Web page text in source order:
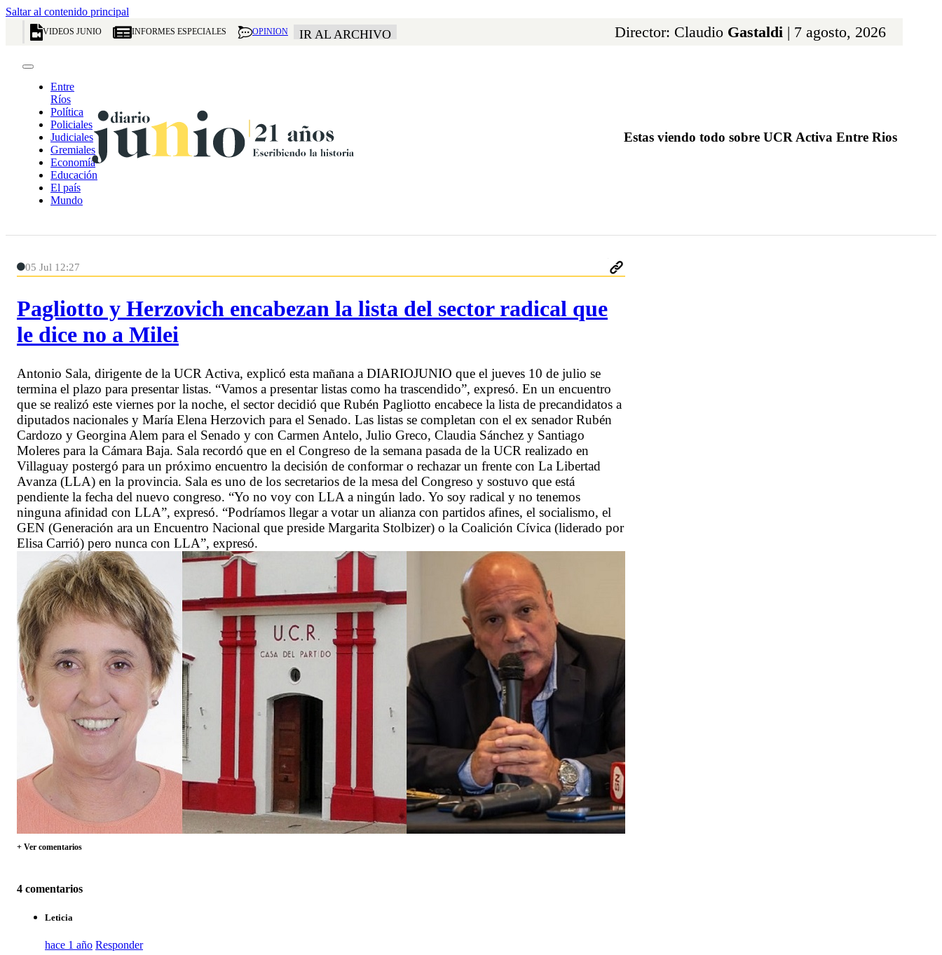
Saltar al contenido principal
VIDEOS JUNIO INFORMES ESPECIALES OPINION IR AL ARCHIVO Director: Claudio Gastaldi | 7 agosto, 2026
Entre
Ríos
Política
Policiales
Judiciales
Gremiales
Economía
Educación
El país
Mundo
Estas viendo todo sobre UCR Activa Entre Rios
05 Jul 12:27
Pagliotto y Herzovich encabezan la lista del sector radical que
le dice no a Milei
Antonio Sala, dirigente de la UCR Activa, explicó esta mañana a DIARIOJUNIO que el jueves 10 de julio se
termina el plazo para presentar listas. “Vamos a presentar listas como ha trascendido”, expresó. En un encuentro
que se realizó este viernes por la noche, el sector decidió que Rubén Pagliotto encabece la lista de precandidatos a
diputados nacionales y María Elena Herzovich para el Senado. Las listas se completan con el ex senador Rubén
Cardozo y Georgina Alem para el Senado y con Carmen Antelo, Julio Greco, Claudia Sánchez y Santiago
Moleres para la Cámara Baja. Sala recordó que en el Congreso de la semana pasada de la UCR realizado en
Villaguay postergó para un próximo encuentro la decisión de conformar o rechazar un frente con La Libertad
Avanza (LLA) en la provincia. Sala es uno de los secretarios de la mesa del Congreso y sostuvo que está
pendiente la fecha del nuevo congreso. “Yo no voy con LLA a ningún lado. Yo soy radical y no tenemos
ninguna afinidad con LLA”, expresó. “Podríamos llegar a votar un alianza con partidos afines, el socialismo, el
GEN (Generación ara un Encuentro Nacional que preside Margarita Stolbizer) o la Coalición Cívica (liderado por
Elisa Carrió) pero nunca con LLA”, expresó.
+ Ver comentarios
4 comentarios
Leticia
hace 1 año Responder